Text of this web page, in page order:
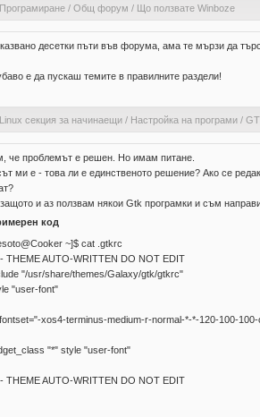
Програмиране/ Общ форум / Що ползвате Winboze
десетки пъти във форума, ама те мързи да
е да пускаш темите в правилните раздели!
Linux секция за начинаещи/ Настройка на програми/
че проблемът е решен. Но имам питане.
ми е - това ли е единственото решение? Ако се
и аз ползвам някои Gtk програмки и съм
код
~]$ cat .gtkrc
THEME AUTO-WRITTEN DO NOT EDIT
"/usr/share/themes/Galaxy/gtk/gtkrc"
"user-font"
xos4-terminus-medium-r-normal-*-*-120-100-
"*" style "user-font"
THEME AUTO-WRITTEN DO NOT EDIT